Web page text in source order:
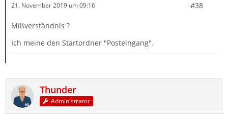
21. November 2019 um 09:16 #38
Mißverständnis ?
Ich meine den Startordner "Posteingang".
Thunder
Administrator